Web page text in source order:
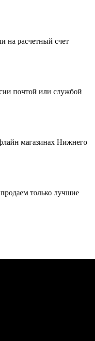
на расчетный счет
почтой или службой
магазинах Нижнего
только лучшие